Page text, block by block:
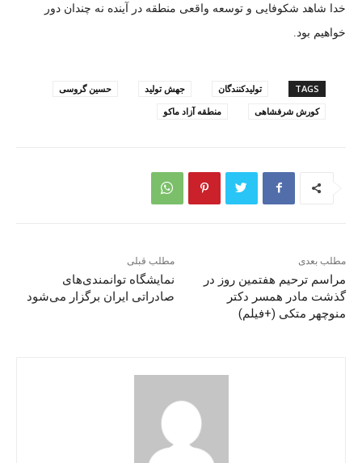
خدا شاهد شکوفایی و توسعه واقعی منطقه در آینده نه چندان دور
خواهیم بود.
TAGS تولیدکنندگان جهش تولید
حسین گروسی
کورش شرفشاهی
منطقه آزاد ماکو
مطلب قبلی
نمایشگاه توانمندی‌های
صادراتی ایران برگزار می‌شود
مطلب بعدی
مراسم ترحیم هفتمین روز در
گذشت مادر همسر دکتر
منوچهر متکی (+فیلم)